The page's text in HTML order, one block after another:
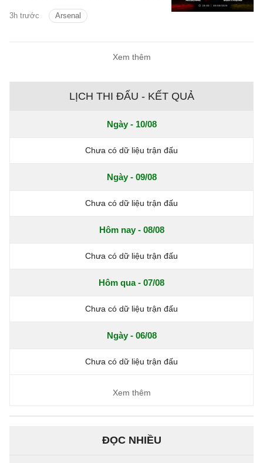
3h trước Arsenal
bị, Arsenal vẫn hướng đến chiến thắng
Xem thêm
LỊCH THI ĐẤU - KẾT QUẢ
Ngày - 10/08
Chưa có dữ liệu trận đấu
Ngày - 09/08
Chưa có dữ liệu trận đấu
Hôm nay - 08/08
Chưa có dữ liệu trận đấu
Hôm qua - 07/08
Chưa có dữ liệu trận đấu
Ngày - 06/08
Chưa có dữ liệu trận đấu
Xem thêm
ĐỌC NHIỀU